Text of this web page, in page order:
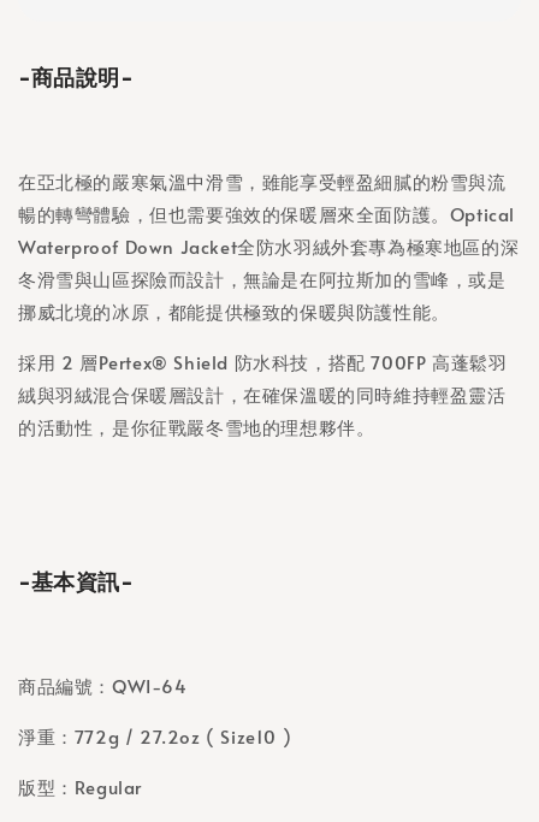
-商品說明-
在亞北極的嚴寒氣溫中滑雪，雖能享受輕盈細膩的粉雪與流
暢的轉彎體驗，但也需要強效的保暖層來全面防護。Optical
Waterproof Down Jacket全防水羽絨外套專為極寒地區的深
冬滑雪與山區探險而設計，無論是在阿拉斯加的雪峰，或是
挪威北境的冰原，都能提供極致的保暖與防護性能。
採用 2 層Pertex® Shield 防水科技，搭配 700FP 高蓬鬆羽
絨與羽絨混合保暖層設計，在確保溫暖的同時維持輕盈靈活
的活動性，是你征戰嚴冬雪地的理想夥伴。
-基本資訊-
商品編號：QWI-64
淨重：772g / 27.2oz ( Size10 )
版型：Regular